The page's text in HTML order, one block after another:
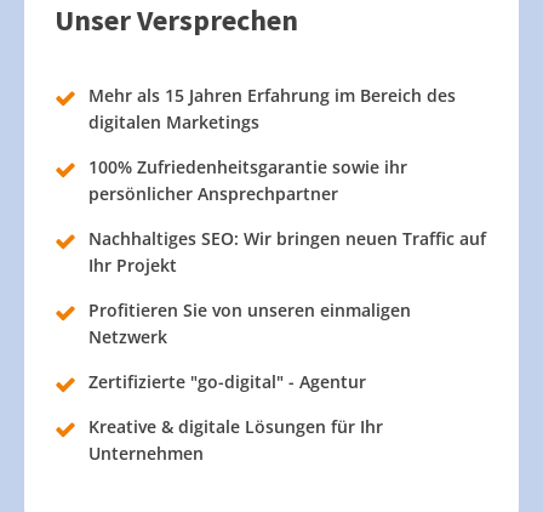
Unser Versprechen
Mehr als 15 Jahren Erfahrung im Bereich des
digitalen Marketings
100% Zufriedenheitsgarantie sowie ihr
persönlicher Ansprechpartner
Nachhaltiges SEO: Wir bringen neuen Traffic auf
Ihr Projekt
Profitieren Sie von unseren einmaligen
Netzwerk
Zertifizierte "go-digital" - Agentur
Kreative & digitale Lösungen für Ihr
Unternehmen